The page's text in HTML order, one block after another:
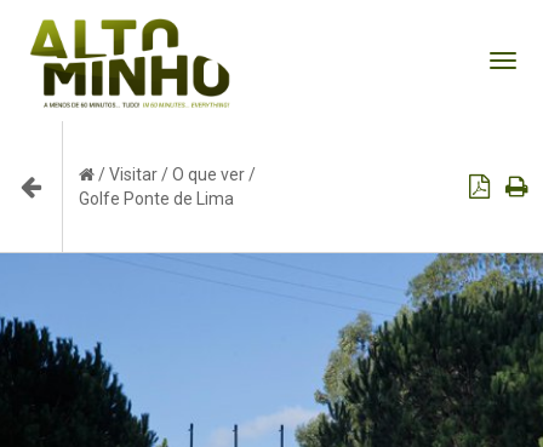
/Visitar/O que ver/
Golfe Ponte de Lima